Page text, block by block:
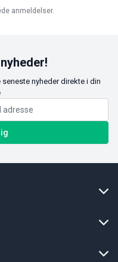
anmeldelser.
nyheder direkte i din